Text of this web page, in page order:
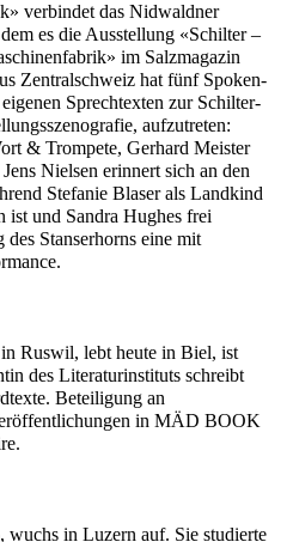
verbindet das Nidwaldner
es die Ausstellung «Schilter –
im Salzmagazin
Zentralschweiz hat fünf Spoken-
Sprechtexten zur Schilter-
aufzutreten:
& Trompete, Gerhard Meister
Nielsen erinnert sich an den
Stefanie Blaser als Landkind
ist und Sandra Hughes frei
Stanserhorns eine mit
Ruswil, lebt heute in Biel, ist
des Literaturinstituts schreibt
Beteiligung an
in MÄD BOOK
wuchs in Luzern auf. Sie studierte